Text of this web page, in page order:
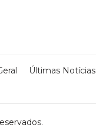
Últimas Notícias